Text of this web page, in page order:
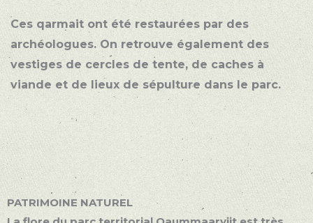
Ces qarmait ont été restaurées par des
archéologues. On retrouve également des
vestiges de cercles de tente, de caches à
viande et de lieux de sépulture dans le parc.
PATRIMOINE NATUREL